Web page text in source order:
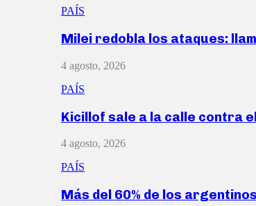
PAÍS
Milei redobla los ataques:
4 agosto, 2026
PAÍS
Kicillof sale a la calle contra
4 agosto, 2026
PAÍS
Más del 60% de los